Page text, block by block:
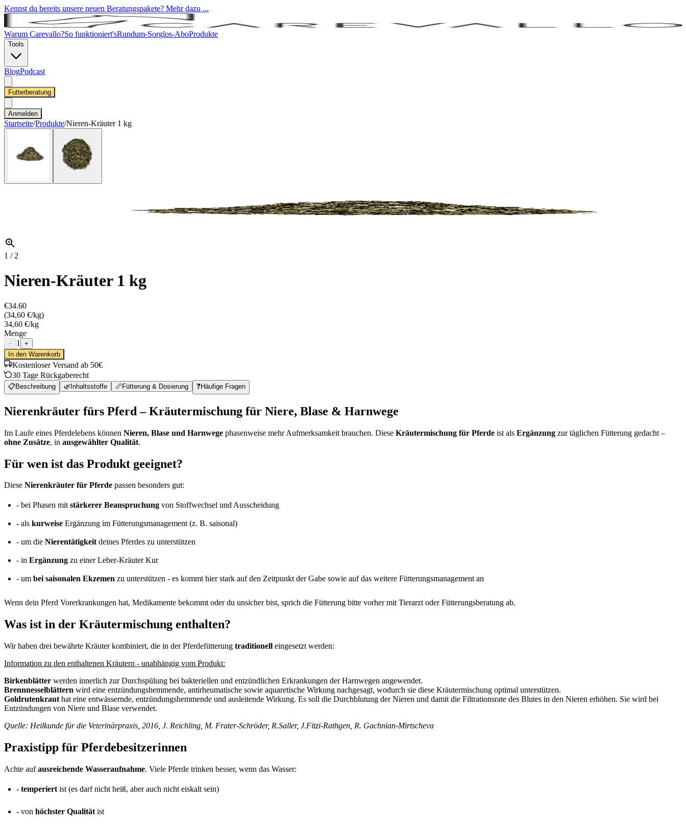
Kennst du bereits unsere neuen Beratungspakete? Mehr dazu ...
Warum Carevallo?So funktioniert'sRundum-Sorglos-AboProdukte
Tools
BlogPodcast
Futterberatung
Anmelden
Startseite/Produkte/Nieren-Kräuter 1 kg
1 / 2
Nieren-Kräuter 1 kg
€34.60
(34,60 €/kg)
34,60 €/kg
Menge
− 1
+
In den Warenkorb
Kostenloser Versand ab 50€
30 Tage Rückgaberecht
📋 Beschreibung 🌿 Inhaltsstoffe 📏Fütterung & Dosierung ❓Häufige Fragen
Nierenkräuter fürs Pferd – Kräutermischung für Niere, Blase & Harnwege
Im Laufe eines Pferdelebens können Nieren, Blase und Harnwege phasenweise mehr Aufmerksamkeit brauchen. Diese Kräutermischung für Pferde ist als Ergänzung zur täglichen Fütterung gedacht –
ohne Zusätze, in ausgewählter Qualität.
Für wen ist das Produkt geeignet?
Diese Nierenkräuter für Pferde passen besonders gut:
- bei Phasen mitstärkerer Beanspruchung von Stoffwechsel und Ausscheidung
- als kurweise Ergänzung im Fütterungsmanagement (z. B. saisonal)
- um die Nierentätigkeitdeines Pferdes zu unterstützen
- in Ergänzung zu einer Leber-Kräuter Kur
- um bei saisonalen Ekzemen zu unterstützen - es kommt hier stark auf den Zeitpunkt der Gabe sowie auf das weitere Fütterungsmanagement an
Wenn dein Pferd Vorerkrankungen hat, Medikamente bekommt oder du unsicher bist, sprich die Fütterung bitte vorher mit Tierarzt oder Fütterungsberatung ab.
Was ist in der Kräutermischung enthalten?
Wir haben drei bewährte Kräuter kombiniert, die in der Pferdefütterung traditionell eingesetzt werden:
Information zu den enthaltenen Kräutern - unabhängig vom Produkt:
Birkenblätter werden innerlich zur Durchspülung bei bakteriellen und entzündlichen Erkrankungen der Harnwegen angewendet.
Brennnesselblättern wird eine entzündungshemmende, antirheumatische sowie aquaretische Wirkung nachgesagt, wodurch sie diese Kräutermischung optimal unterstützen.
Goldrutenkraut hat eine entwässernde, entzündungshemmende und ausleitende Wirkung. Es soll die Durchblutung der Nieren und damit die Filtrationsrate des Blutes in den Nieren erhöhen. Sie wird bei
Entzündungen von Niere und Blase verwendet.
Quelle: Heilkunde für die Veterinärpraxis, 2016, J. Reichling, M. Frater-Schröder, R.Saller, J.Fitzi-Rathgen, R. Gachnian-Mirtscheva
Praxistipp für Pferdebesitzerinnen
Achte aufausreichende Wasseraufnahme. Viele Pferde trinken besser, wenn das Wasser:
- temperiert ist (es darf nicht heiß, aber auch nicht eiskalt sein)
- von höchster Qualität ist